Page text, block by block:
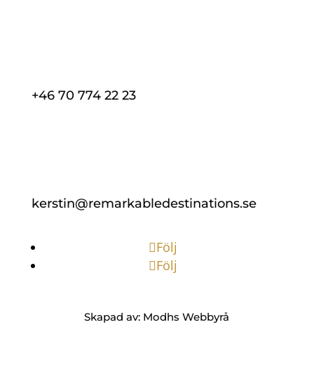
+46 70 774 22 23
kerstin@remarkabledestinations.se
Följ
Följ
Skapad av: Modhs Webbyrå